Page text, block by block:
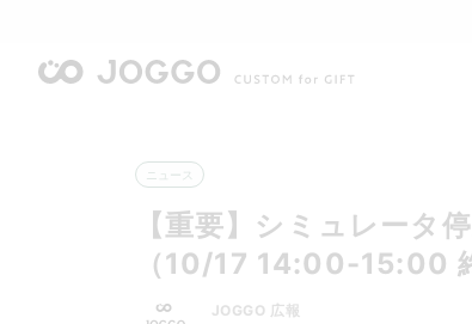
ニュース
【重要】シミュレータ
（10/17 14:00-15:00
JOGGO 広報